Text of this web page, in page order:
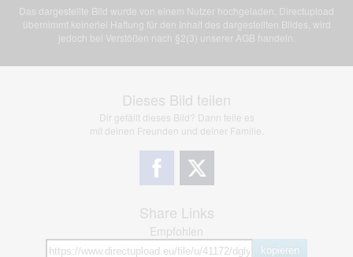
Das dargestellte Bild wurde von einem Nutzer hochgeladen. Directupload
übernimmt keinerlei Haftung für den Inhalt des dargestellten Bildes, wird
jedoch bei Verstößen nach §2(3) unserer AGB handeln.
Dieses Bild teilen
Dir gefällt dieses Bild? Dann teile es
mit deinen Freunden und deiner Familie.
Share Links
Empfohlen
kopieren